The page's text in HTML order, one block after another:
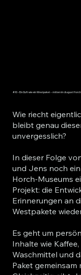
#10 - Ein Duft wie ein Westpaket – mitten im August
Wie riecht
bleibt genau
unvergesslich?
In dieser Folge
und Jens noch
Horch-Museums
Projekt: die
Erinnerungen an
Westpakete
Es geht um
Inhalte wie
Waschmittel und
Paket gemeinsam